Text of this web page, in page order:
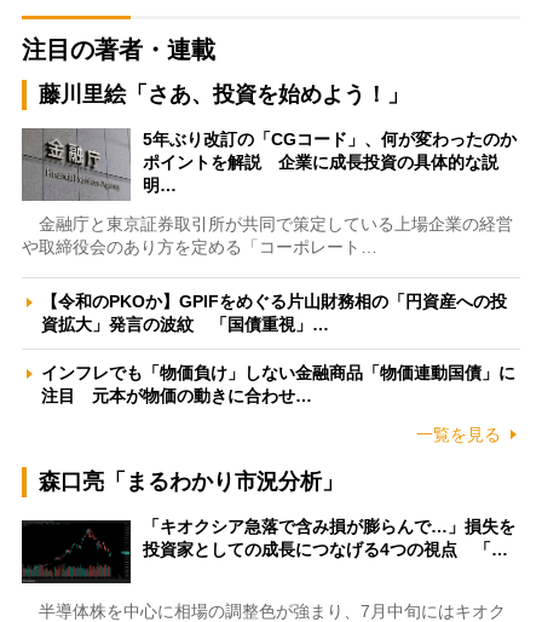
注目の著者・連載
藤川里絵「さあ、投資を始めよう！」
5年ぶり改訂の「CGコード」、何が変わったのか
ポイントを解説 企業に成長投資の具体的な説
明…
金融庁と東京証券取引所が共同で策定している上場企業の経営
や取締役会のあり方を定める「コーポレート…
【令和のPKOか】GPIFをめぐる片山財務相の「円資産への投
資拡大」発言の波紋 「国債重視」…
インフレでも「物価負け」しない金融商品「物価連動国債」に
注目 元本が物価の動きに合わせ…
一覧を見る
森口亮「まるわかり市況分析」
「キオクシア急落で含み損が膨らんで…」損失を
投資家としての成長につなげる4つの視点 「…
半導体株を中心に相場の調整色が強まり、7月中旬にはキオク